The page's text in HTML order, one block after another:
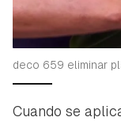
deco 659 eliminar
Cuando se